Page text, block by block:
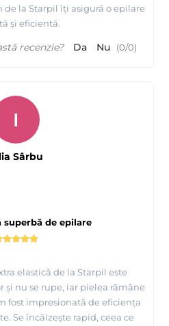
cum se apilca produsele de
- Spania
la Starpil îți asigură o epilare
și eficientă.
recenzie? Da Nu (0/0)
superbă de epilare
elastică de la Starpil este
și nu se rupe, iar pielea rămâne
fost impresionată de eficiența
Se încălzește rapid, ceea ce
I
Sârbu